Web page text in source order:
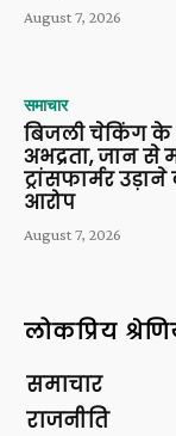
August 7, 2026
समाचार
बिजली चेकिंग के
अभद्रता, जान से
ट्रांसफार्मर
आरोप
August 7, 2026
लोकप्रिय
समाचार
राजनीति